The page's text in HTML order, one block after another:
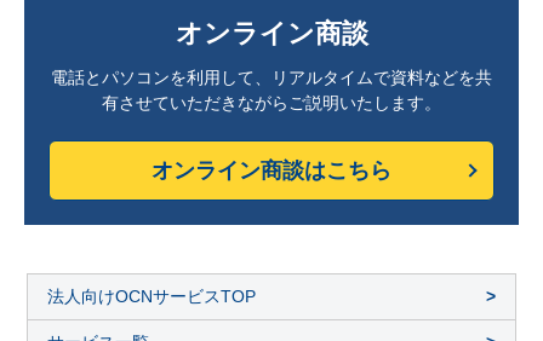
オンライン商談
電話とパソコンを利用して、リアルタイムで資料などを共
有させていただきながらご説明いたします。
オンライン商談はこちら
法人向けOCNサービスTOP